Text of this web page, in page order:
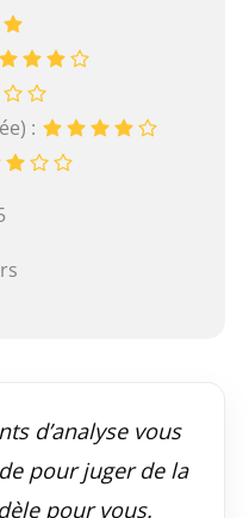
:
d’analyse vous
pour juger de la
pour vous.